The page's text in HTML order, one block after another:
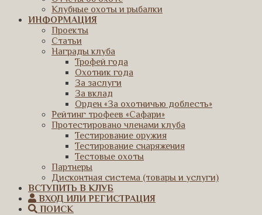
Клубные охоты и рыбалки
ИНФОРМАЦИЯ
Проекты
Статьи
Награды клуба
Трофей года
Охотник года
За заслуги
За вклад
Орден «За охотничью доблесть»
Рейтинг трофеев «Сафари»
Протестировано членами клуба
Тестирование оружия
Тестирование снаряжения
Тестовые охоты
Партнеры
Дисконтная система (товары и услуги)
ВСТУПИТЬ В КЛУБ
ВХОД ИЛИ РЕГИСТРАЦИЯ
ПОИСК